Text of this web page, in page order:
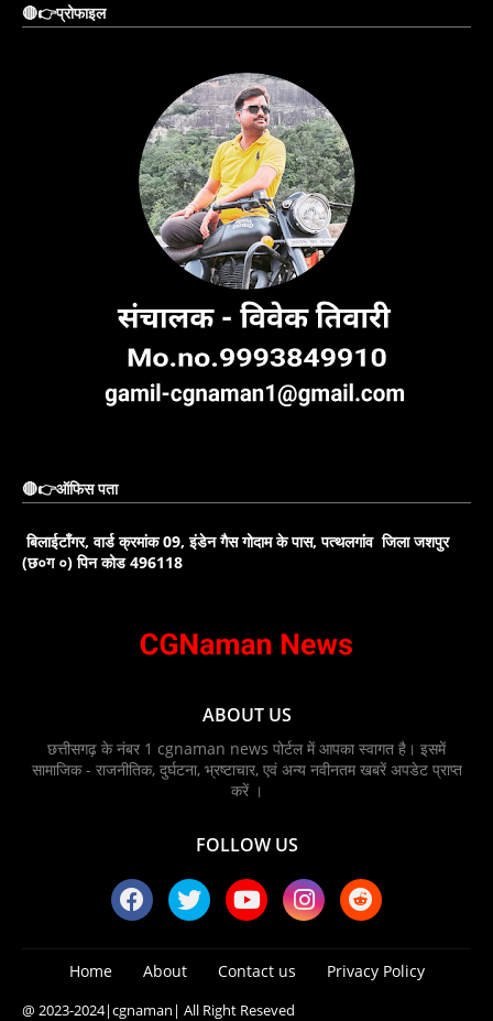
🔴👉प्रोफाइल
🔴👉ऑफिस पता
बिलाईटाँगर, वार्ड क्रमांक 09, इंडेन गैस गोदाम के पास, पत्थलगांव जिला जशपुर
(छ०ग ०) पिन कोड 496118
ABOUT US
छत्तीसगढ़ के नंबर 1 cgnaman news पोर्टल में आपका स्वागत है। इसमें
सामाजिक - राजनीतिक, दुर्घटना, भ्रष्टाचार, एवं अन्य नवीनतम खबरें अपडेट प्राप्त
करें ।
FOLLOW US
Home About Contact us Privacy Policy
@ 2023-2024|cgnaman| All Right Reseved